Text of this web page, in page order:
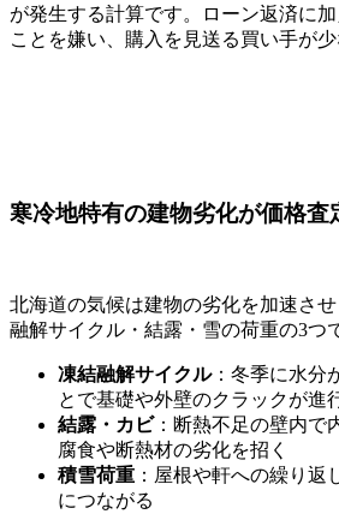
が発生する計算です。ローン返済に
ことを嫌い、購入を見送る買い手が少
寒冷地特有の建物劣化が価格査
北海道の気候は建物の劣化を加速さ
融解サイクル・結露・雪の荷重の3つ
凍結融解サイクル：冬季に水分
とで基礎や外壁のクラックが進
結露・カビ：断熱不足の壁内で
腐食や断熱材の劣化を招く
積雪荷重 ：屋根や軒への繰り返
につながる